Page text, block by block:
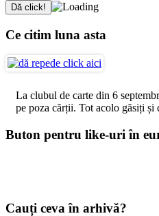
Ce citim luna asta
La clubul de carte din 6
pe poza cărții. Tot acolo găsiți
Buton pentru like-uri în
Cauți ceva în arhivă?